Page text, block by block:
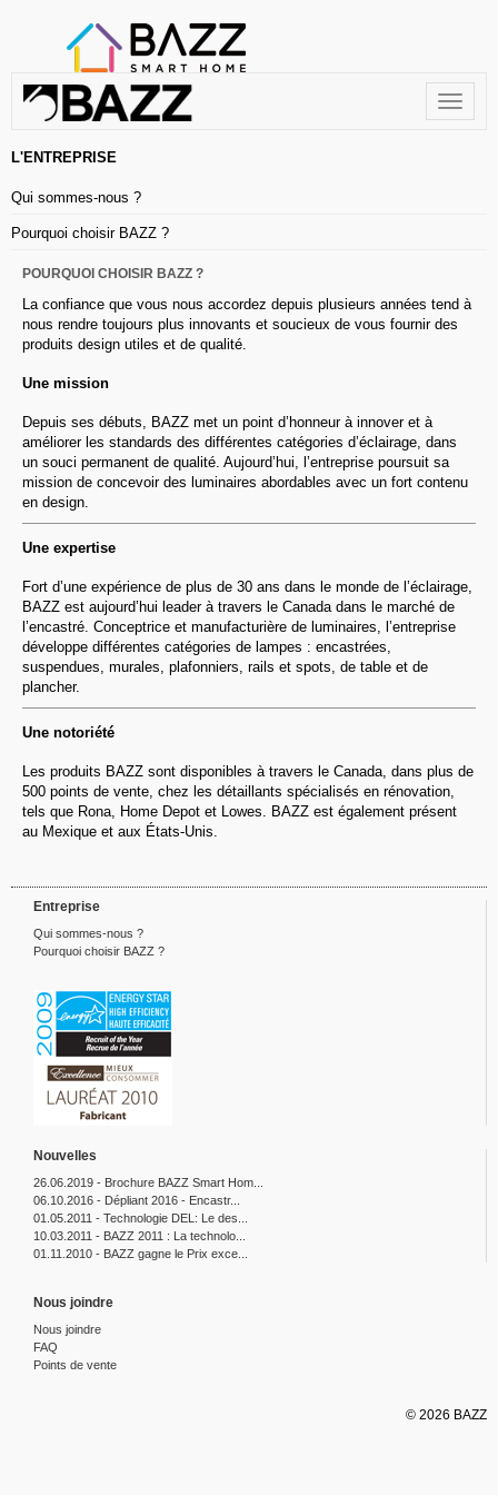
Toggle
L'ENTREPRISE
Qui sommes-nous ?
Pourquoi choisir BAZZ ?
POURQUOI CHOISIR BAZZ ?
La confiance que vous nous accordez depuis plusieurs années tend à
nous rendre toujours plus innovants et soucieux de vous fournir des
produits design utiles et de qualité.
Une mission
Depuis ses débuts, BAZZ met un point d’honneur à innover et à
améliorer les standards des différentes catégories d’éclairage, dans
un souci permanent de qualité. Aujourd’hui, l’entreprise poursuit sa
mission de concevoir des luminaires abordables avec un fort contenu
en design.
Une expertise
Fort d’une expérience de plus de 30 ans dans le monde de l’éclairage,
BAZZ est aujourd’hui leader à travers le Canada dans le marché de
l’encastré. Conceptrice et manufacturière de luminaires, l’entreprise
développe différentes catégories de lampes : encastrées,
suspendues, murales, plafonniers, rails et spots, de table et de
plancher.
Une notoriété
Les produits BAZZ sont disponibles à travers le Canada, dans plus de
500 points de vente, chez les détaillants spécialisés en rénovation,
tels que Rona, Home Depot et Lowes. BAZZ est également présent
au Mexique et aux États-Unis.
Entreprise
Qui sommes-nous ?
Pourquoi choisir BAZZ ?
Nouvelles
26.06.2019 - Brochure BAZZ Smart Hom...
06.10.2016 - Dépliant 2016 - Encastr...
01.05.2011 - Technologie DEL: Le des...
10.03.2011 - BAZZ 2011 : La technolo...
01.11.2010 - BAZZ gagne le Prix exce...
Nous joindre
Nous joindre
FAQ
Points de vente
© 2026 BAZZ